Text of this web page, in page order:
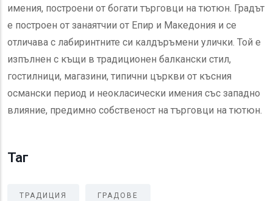
имения, построени от богати търговци на тютюн. Градът
е построен от занаятчии от Епир и Македония и се
отличава с лабиринтните си калдъръмени улички. Той е
изпълнен с къщи в традиционен балкански стил,
гостилници, магазини, типични църкви от късния
османски период и неокласически имения със западно
влияние, предимно собственост на търговци на тютюн.
Таг
ТРАДИЦИЯ ГРАДОВЕ